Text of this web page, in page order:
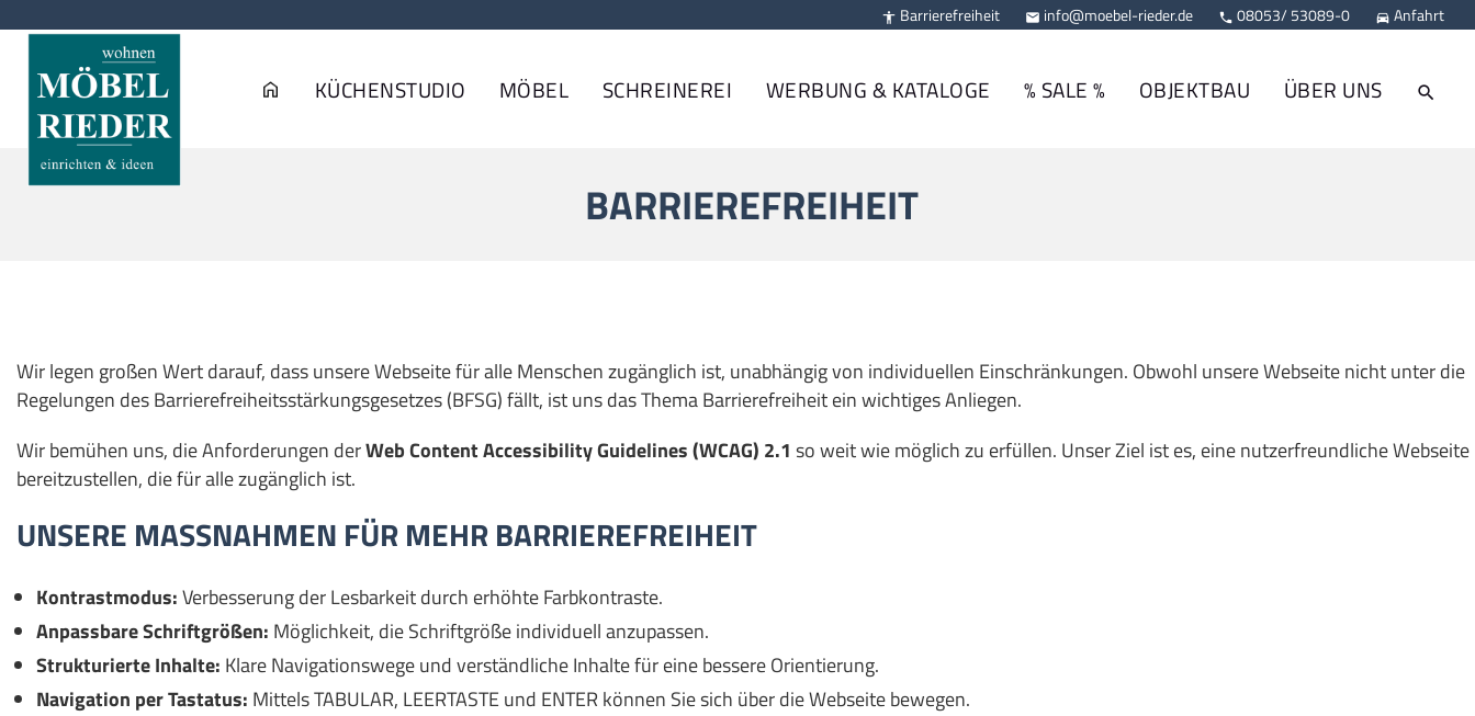
 Barrierefreiheit  info@moebel-rieder.de  08053/ 53089-0  Anfahrt
KÜCHENSTUDIO MÖBEL SCHREINEREI WERBUNG & KATALOGE % SALE % OBJEKTBAU ÜBER UNS
BARRIEREFREIHEIT
Wir legen großen Wert darauf, dass unsere Webseite für alle Menschen zugänglich ist, unabhängig von individuellen Einschränkungen. Obwohl unsere Webseite nicht unter die
Regelungen des Barrierefreiheitsstärkungsgesetzes (BFSG) fällt, ist uns das Thema Barrierefreiheit ein wichtiges Anliegen.
Wir bemühen uns, die Anforderungen derWeb Content Accessibility Guidelines (WCAG) 2.1 so weit wie möglich zu erfüllen. Unser Ziel ist es, eine nutzerfreundliche Webseite
bereitzustellen, die für alle zugänglich ist.
UNSERE MASSNAHMEN FÜR MEHR BARRIEREFREIHEIT
Kontrastmodus:Verbesserung der Lesbarkeit durch erhöhte Farbkontraste.
Anpassbare Schriftgrößen: Möglichkeit, die Schriftgröße individuell anzupassen.
Strukturierte Inhalte: Klare Navigationswege und verständliche Inhalte für eine bessere Orientierung.
Navigation per Tastatus: Mittels TABULAR, LEERTASTE und ENTER können Sie sich über die Webseite bewegen.